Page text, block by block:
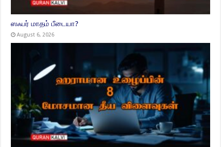
ஸஃபர் மாதம் பீடையா?
August 6, 2026